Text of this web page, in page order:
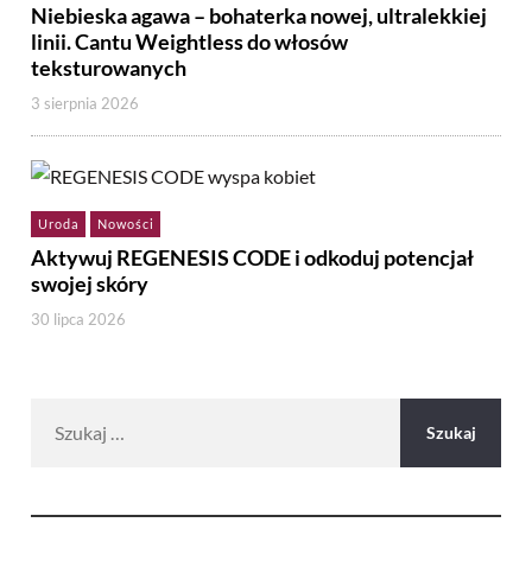
Niebieska agawa – bohaterka nowej, ultralekkiej
linii. Cantu Weightless do włosów
teksturowanych
3 sierpnia 2026
Uroda Nowości
Aktywuj REGENESIS CODE i odkoduj potencjał
swojej skóry
30 lipca 2026